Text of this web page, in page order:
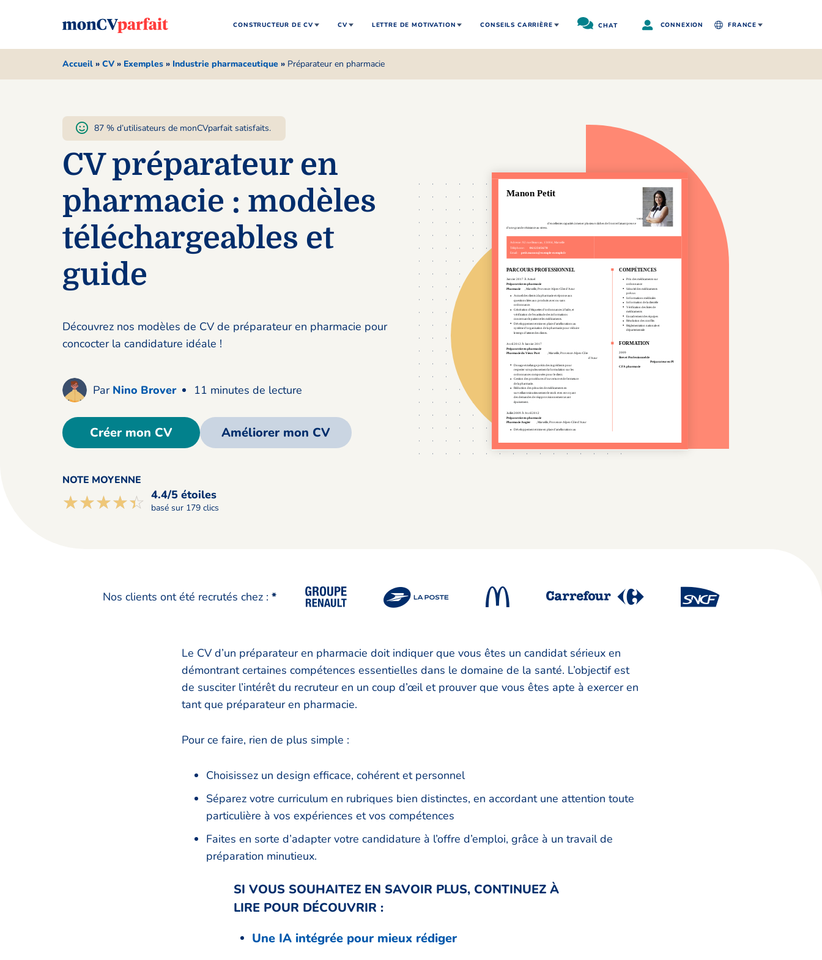
CONSTRUCTEUR DE CV CV LETTRE DE MOTIVATION CONSEILS CARRIÈRE CHAT CONNEXION FRANCE
Accueil » CV » Exemples » Industrie pharmaceutique » Préparateur en pharmacie
87 % d’utilisateurs de monCVparfait satisfaits.
CV préparateur en
pharmacie : modèles
téléchargeables et
guide
Découvrez nos modèles de CV de préparateur en pharmacie pour
concocter la candidature idéale !
Par Nino Brover 11 minutes de lecture
Créer mon CV Améliorer mon CV
NOTE MOYENNE
☆☆☆☆☆
★★★★★ 4.4/5 étoiles
basé sur 179 clics
Nos clients ont été recrutés chez : *
Le CV d’un préparateur en pharmacie doit indiquer que vous êtes un candidat sérieux en
démontrant certaines compétences essentielles dans le domaine de la santé. L’objectif est
de susciter l’intérêt du recruteur en un coup d’œil et prouver que vous êtes apte à exercer en
tant que préparateur en pharmacie.
Pour ce faire, rien de plus simple :
Choisissez un design efficace, cohérent et personnel
Séparez votre curriculum en rubriques bien distinctes, en accordant une attention toute
particulière à vos expériences et vos compétences
Faites en sorte d’adapter votre candidature à l’offre d’emploi, grâce à un travail de
préparation minutieux.
SI VOUS SOUHAITEZ EN SAVOIR PLUS, CONTINUEZ À
LIRE POUR DÉCOUVRIR :
Une IA intégrée pour mieux rédiger